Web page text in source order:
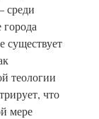
среди
существует
теологии
что
мере